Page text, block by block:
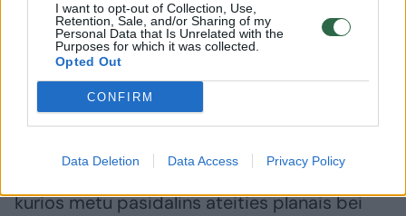
I want to opt-out of Collection, Use,
Retention, Sale, and/or Sharing of my
Personal Data that Is Unrelated with the
Purposes for which it was collected.
Opted Out
CONFIRM
Data Deletion Data Access Privacy Policy
Balandį lietuvis ne tik prarado čempiono
diržą, bet ir apskritai patyrė pirmąją nesėkmę
savo karjeroje profesionalų ringe.
E.Stanionis ketvirtadienį Nemuno saloje
surengs specialią spaudos konferenciją,
kurios metu pasidalins ateities planais bei